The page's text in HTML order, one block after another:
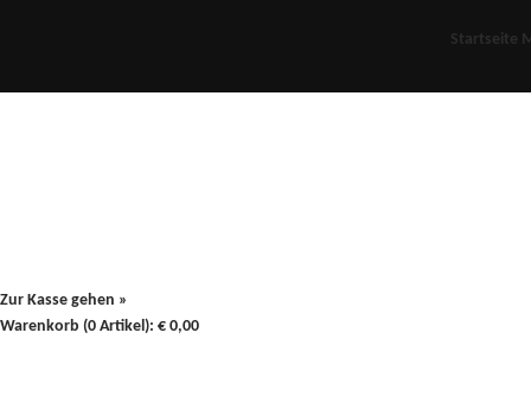
Startseite
Zur Kasse gehen »
Warenkorb (0 Artikel): € 0,00